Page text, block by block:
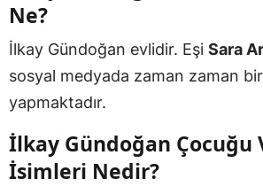
Ne?
İlkay Gündoğan evlidir. Eşi Sara
sosyal medyada zaman zaman
yapmaktadır.
İlkay Gündoğan Çocuğu
İsimleri Nedir?